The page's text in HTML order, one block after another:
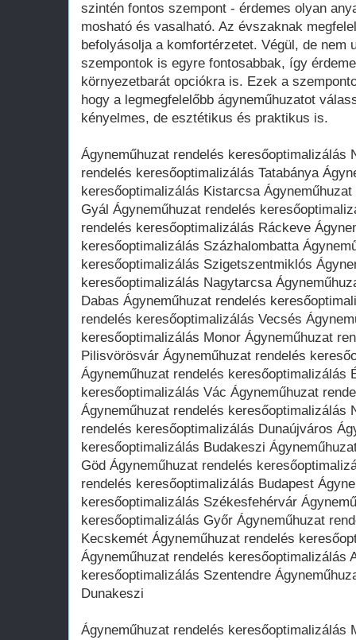
szintén fontos szempont - érdemes olyan
mosható és vasalható. Az évszaknak
befolyásolja a komfortérzetet. Végül, de nem
szempontok is egyre fontosabbak, így
környezetbarát opciókra is. Ezek a
hogy a legmegfelelőbb ágyneműhuzatot
kényelmes, de esztétikus és praktikus is.
Ágyneműhuzat rendelés keresőoptimalizálás
rendelés keresőoptimalizálás Tatabánya
keresőoptimalizálás Kistarcsa
Gyál Ágyneműhuzat rendelés
rendelés keresőoptimalizálás Ráckeve
keresőoptimalizálás Százhalombatta
keresőoptimalizálás Szigetszentmiklós
keresőoptimalizálás Nagytarcsa
Dabas Ágyneműhuzat rendelés
rendelés keresőoptimalizálás Vecsés
keresőoptimalizálás Monor Ágyneműhuzat
Pilisvörösvár Ágyneműhuzat rendelés
Ágyneműhuzat rendelés keresőoptimalizálás
keresőoptimalizálás Vác Ágyneműhuzat
Ágyneműhuzat rendelés keresőoptimalizálás
rendelés keresőoptimalizálás Dunaújváros
keresőoptimalizálás Budakeszi
Göd Ágyneműhuzat rendelés
rendelés keresőoptimalizálás Budapest
keresőoptimalizálás Székesfehérvár
keresőoptimalizálás Győr Ágyneműhuzat
Kecskemét Ágyneműhuzat rendelés
Ágyneműhuzat rendelés keresőoptimalizálás
keresőoptimalizálás Szentendre
Dunakeszi
Ágyneműhuzat rendelés keresőoptimalizálás